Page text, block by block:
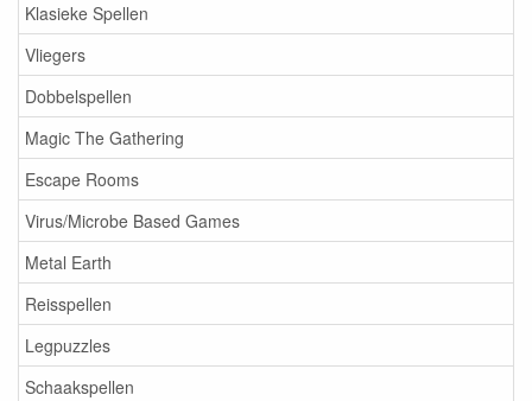
Klasieke Spellen
Vliegers
Dobbelspellen
Magic The Gathering
Escape Rooms
Virus/Microbe Based Games
Metal Earth
Reisspellen
Legpuzzles
Schaakspellen